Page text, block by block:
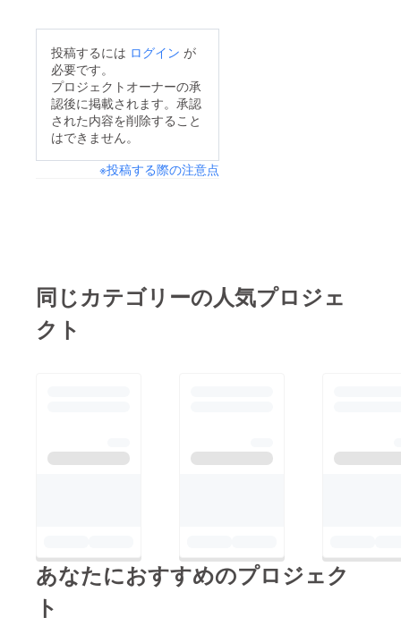
投稿するには ログイン が
必要です。
プロジェクトオーナーの承
認後に掲載されます。承認
された内容を削除すること
はできません。
※投稿する際の注意点
同じカテゴリーの人気プロジェ
クト
あなたにおすすめのプロジェク
ト